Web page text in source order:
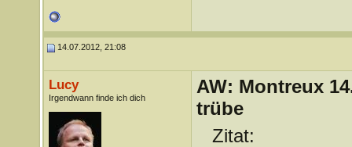
14.07.2012, 21:08
Lucy
Irgendwann finde ich dich
AW: Montreux
trübe
Zitat: